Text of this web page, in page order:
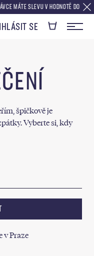
SLEVU V HODNOTĚ DOPRAVY
SE
špičkově je
Vyberte si, kdy
v Praze